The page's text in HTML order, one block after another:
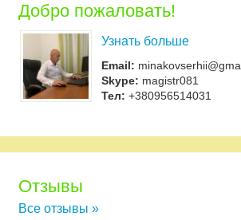
Добро пожаловать!
Узнать больше
Email:
Skype: magistr081
Тел: +380956514031
Отзывы
Все отзывы »